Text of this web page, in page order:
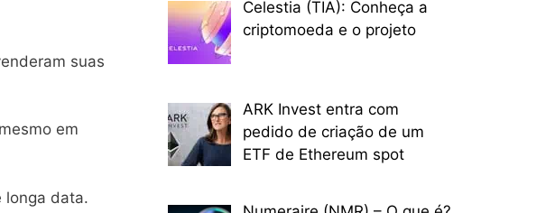
suas
em
Celestia (TIA): Conheça a
criptomoeda e o projeto
ARK Invest entra com
pedido de criação de um
ETF de Ethereum spot